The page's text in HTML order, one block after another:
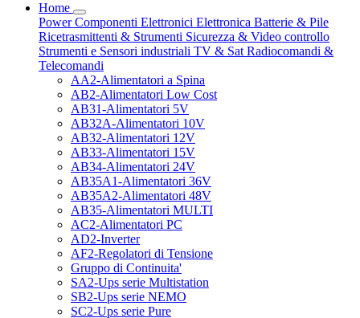
Home
PowerComponenti Elettronici Elettronica Batterie & Pile
Ricetrasmittenti & Strumenti Sicurezza & Video controllo
Strumenti e Sensori industriali TV & Sat Radiocomandi &
Telecomandi
AA2-Alimentatori a Spina
AB2-Alimentatori Low Cost
AB31-Alimentatori 5V
AB32A-Alimentatori 10V
AB32-Alimentatori 12V
AB33-Alimentatori 15V
AB34-Alimentatori 24V
AB35A1-Alimentatori 36V
AB35A2-Alimentatori 48V
AB35-Alimentatori MULTI
AC2-Alimentatori PC
AD2-Inverter
AF2-Regolatori di Tensione
Gruppo di Continuita'
SA2-Ups serie Multistation
SB2-Ups serie NEMO
SC2-Ups serie Pure